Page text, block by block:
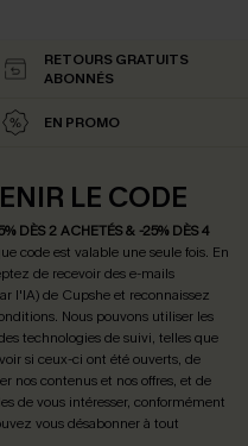
RETOURS GRATUITS
ABONNÉS
EN PROMO
LE CODE
DÈS 2 ACHETÉS & -25% DÈS 4
code est valable une seule fois. En
de recevoir des e-mails
l'IA) de Cupshe et reconnaissez
. Nous pouvons utiliser les
technologies de suivi, telles que
si ceux-ci ont été ouverts, de
nos contenus et nos offres, et de
de vous intéresser, conformément
vous désabonner à tout